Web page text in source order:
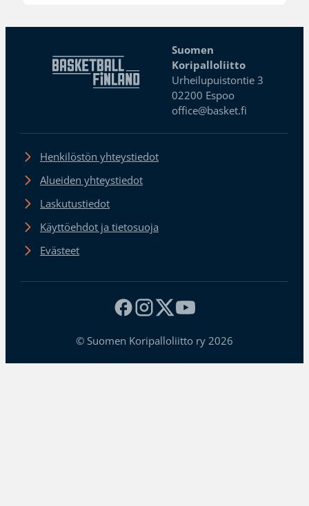
Suomen
Koripalloliitto
Urheilupuistontie 3
02200 Espoo
office@basket.fi
Henkilöstön yhteystiedot
Alueiden yhteystiedot
Laskutustiedot
Käyttöehdot ja tietosuoja
Evästeet
© Suomen Koripalloliitto ry 2026